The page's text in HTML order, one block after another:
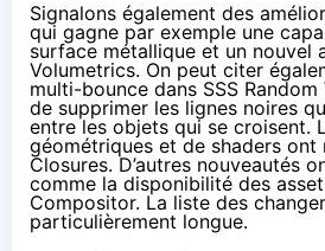
Signalons également des
qui gagne par exemple une
surface métallique et un nouvel
Volumetrics. On peut citer
multi-bounce dans SSS
de supprimer les lignes noires
entre les objets qui se croisent.
géométriques et de shaders ont
Closures. D’autres nouveautés
comme la disponibilité des
Compositor. La liste des
particulièrement longue.